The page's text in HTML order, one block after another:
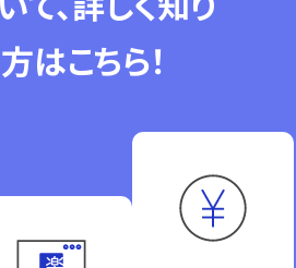
はこちら！